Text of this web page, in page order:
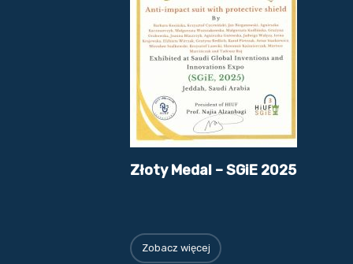
Złoty Medal – SGiE 2025
Zobacz więcej